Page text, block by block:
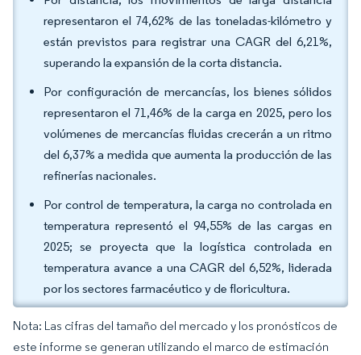
representaron el 74,62% de las toneladas-kilómetro y
están previstos para registrar una CAGR del 6,21%,
superando la expansión de la corta distancia.
Por configuración de mercancías, los bienes sólidos
representaron el 71,46% de la carga en 2025, pero los
volúmenes de mercancías fluidas crecerán a un ritmo
del 6,37% a medida que aumenta la producción de las
refinerías nacionales.
Por control de temperatura, la carga no controlada en
temperatura representó el 94,55% de las cargas en
2025; se proyecta que la logística controlada en
temperatura avance a una CAGR del 6,52%, liderada
por los sectores farmacéutico y de floricultura.
Nota: Las cifras del tamaño del mercado y los pronósticos de
este informe se generan utilizando el marco de estimación